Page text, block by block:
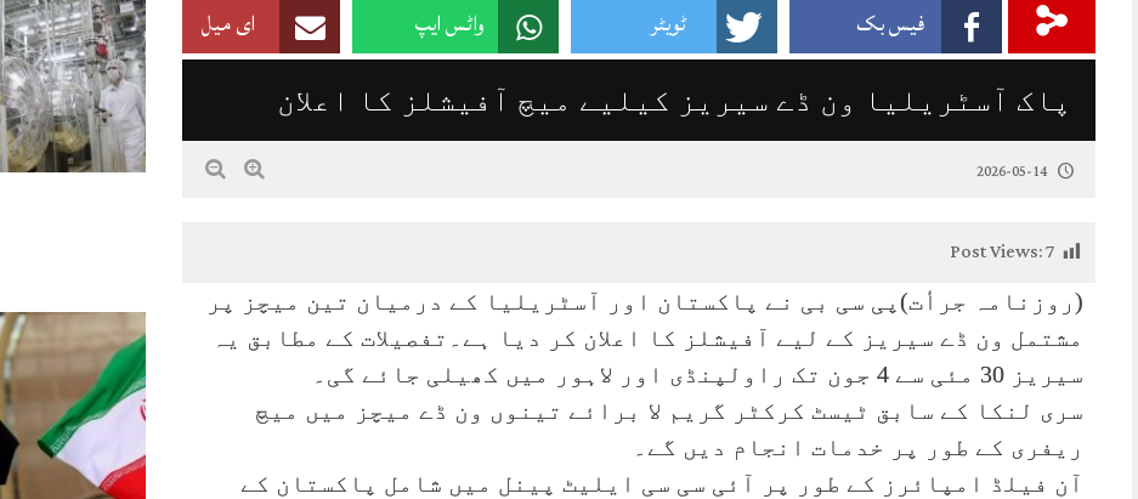
فیس بک ٹویٹر واٹس ایپ ای میل
پاک آسٹریلیا ون ڈے سیریز کیلیے میچ آفیشلز کا اعلان
2026-05-14
Post Views:7
(روزنامہ جرأت)پی سی بی نے پاکستان اور آسٹریلیا کے درمیان تین میچز پر
مشتمل ون ڈے سیریز کے لیے آفیشلز کا اعلان کر دیا ہے۔تفصیلات کے مطابق یہ
سیریز 30 مئی سے 4 جون تک راولپنڈی اور لاہور میں کھیلی جائے گی۔
سری لنکا کے سابق ٹیسٹ کرکٹر گریم لا برائے تینوں ون ڈے میچز میں میچ
ریفری کے طور پر خدمات انجام دیں گے۔
آن فیلڈ امپائرز کے طور پر آئی سی سی ایلیٹ پینل میں شامل پاکستان کے